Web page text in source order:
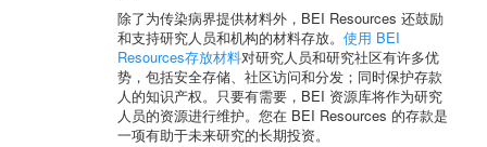
除了为传染病界提供材料外，BEI Resources 还鼓励
和支持研究人员和机构的材料存放。 使用 BEI
Resources存放材料对研究人员和研究社区有许多优
势，包括安全存储、社区访问和分发；同时保护存款
人的知识产权。只要有需要，BEI 资源库将作为研究
人员的资源进行维护。您在 BEI Resources 的存款是
一项有助于未来研究的长期投资。